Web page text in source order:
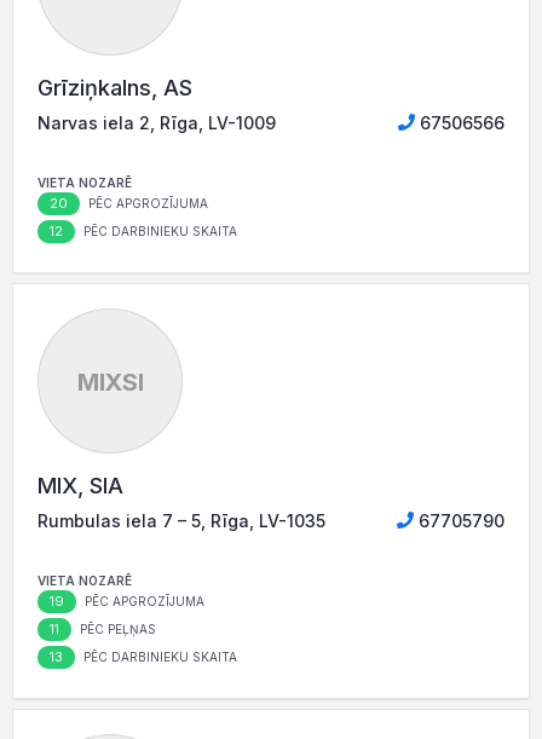
Grīziņkalns, AS
Narvas iela 2, Rīga, LV-1009 67506566
VIETA NOZARĒ
20 PĒC APGROZĪJUMA
12 PĒC DARBINIEKU SKAITA
MIXSI
MIX, SIA
Rumbulas iela 7 – 5, Rīga, LV-1035 67705790
VIETA NOZARĒ
19 PĒC APGROZĪJUMA
11 PĒC PEĻŅAS
13 PĒC DARBINIEKU SKAITA